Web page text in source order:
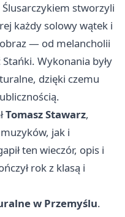
stworzyli
każdy solowy wątek i
— od melancholii
Wykonania były
dzięki czemu
Tomasz Stawarz,
jak i
ten wieczór, opis i
rok z klasą i
w Przemyślu.